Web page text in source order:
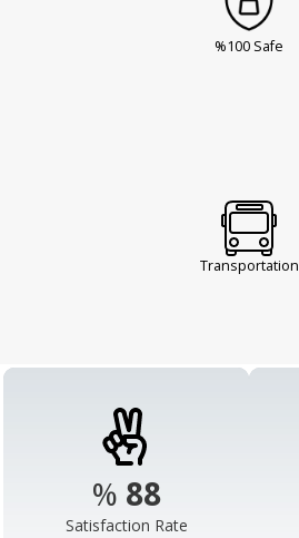
%100 Safe
Transportation
% 98
Satisfaction Rate